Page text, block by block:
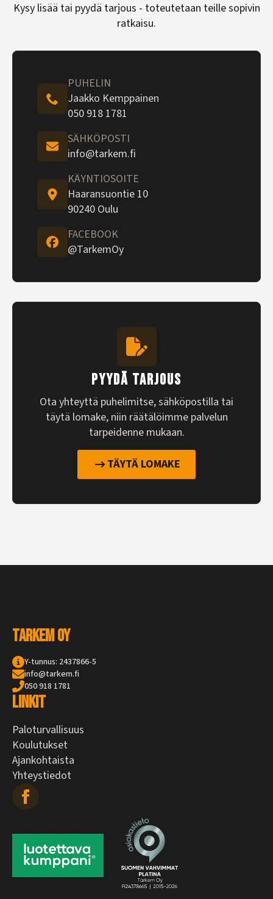
Kysy lisää tai pyydä tarjous - toteutetaan teille sopivin
ratkaisu.
PUHELIN
Jaakko Kemppainen
050 918 1781
SÄHKÖPOSTI
info@tarkem.fi
KÄYNTIOSOITE
Haaransuontie 10
90240 Oulu
FACEBOOK
@TarkemOy
PYYDÄ TARJOUS
Ota yhteyttä puhelimitse, sähköpostilla tai
täytä lomake, niin räätälöimme palvelun
tarpeidenne mukaan.
TÄYTÄ LOMAKE
Tarkem Oy
Y-tunnus: 2437866-5
info@tarkem.fi
050 918 1781
Linkit
Paloturvallisuus
Koulutukset
Ajankohtaista
Yhteystiedot